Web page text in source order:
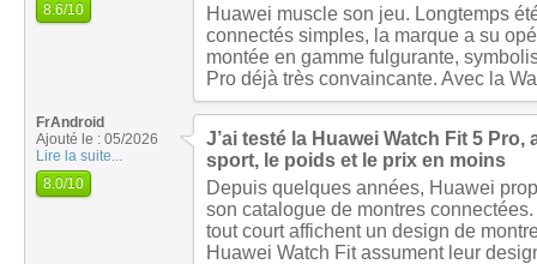
8.6/10
Huawei muscle son jeu. Longtemps
connectés simples, la marque a su
montée en gamme fulgurante,
Pro déjà très convaincante. Avec la
FrAndroid
Ajouté le : 05/2026
Lire la suite...
8.0/10
J’ai testé la Huawei Watch Fit 5
sport, le poids et le prix en moins
Depuis quelques années, Huawei
son catalogue de montres
tout court affichent un design de
Huawei Watch Fit assument leur